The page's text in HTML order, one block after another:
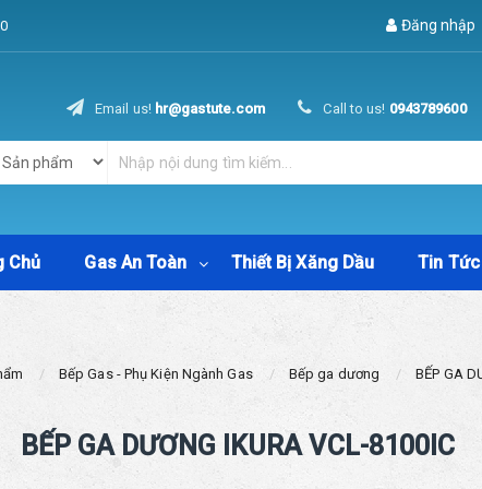
Đăng nhập
Email us! hr@gastute.com Call to us! 0943789600
Chủ Gas An Toàn Thiết Bị Xăng Dầu Tin Tức
Bếp Gas - Phụ Kiện Ngành Gas Bếp ga dương BẾP GA
BẾP GA DƯƠNG IKURA VCL-8100IC